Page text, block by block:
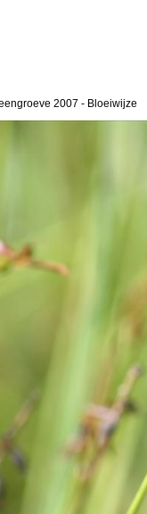
2007 - Bloeiwijze